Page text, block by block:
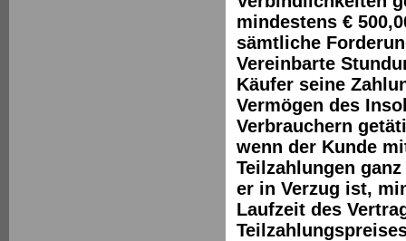
mindestens €
sämtliche
Vereinbarte
Käufer seine
Vermögen des
Verbrauchern
wenn der Kunde
Teilzahlungen
er in Verzug ist,
Laufzeit des